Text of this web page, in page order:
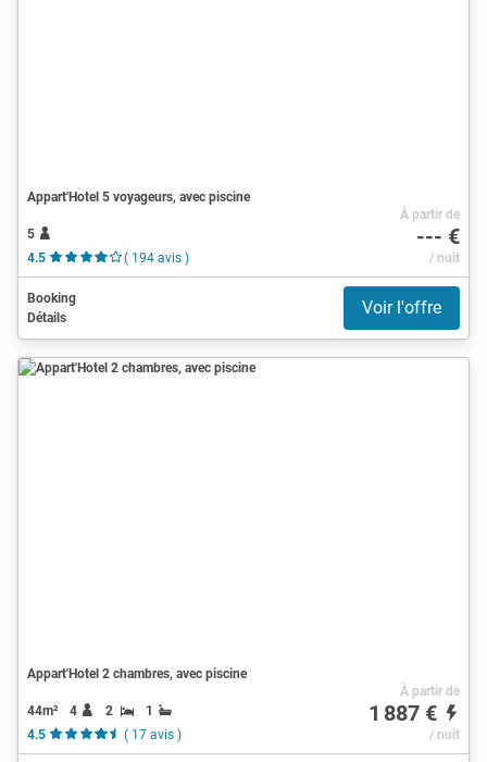
Appart'Hotel 5 voyageurs, avec piscine
5
4.5
( 194 avis )
À partir de
--- €
/ nuit
Booking
Détails
Voir l'offre
Appart'Hotel 2 chambres, avec piscine
44m² 4 2
1
4.5
( 17 avis )
À partir de
1 887 €
/ nuit